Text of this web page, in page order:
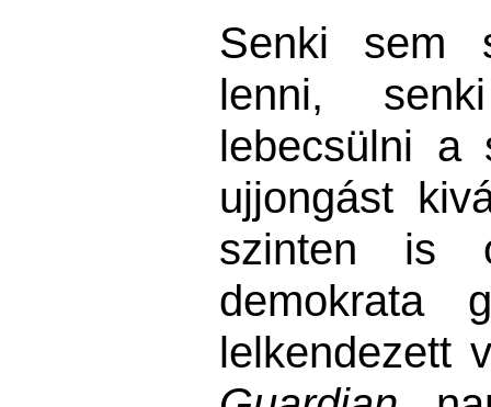
Senki sem
lenni,
lebecsülni a
ujjongást
szinten is
demokrata
lelkendezett